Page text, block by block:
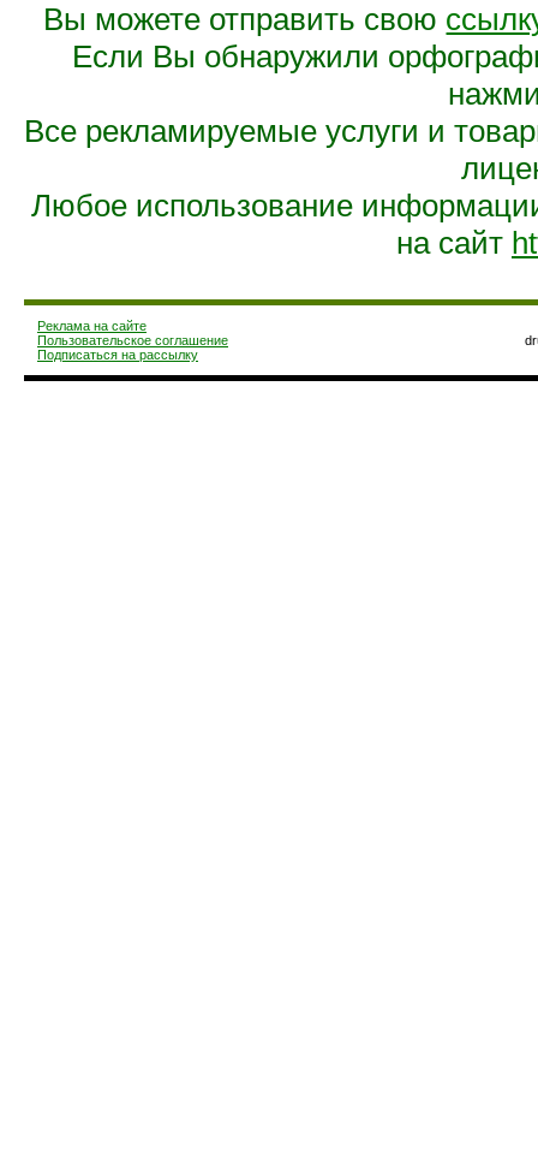
Вы можете отправить свою
Если Вы обнаружили
Все рекламируемые услуги и
Любое использование
на сайт
Реклама на сайте
Пользовательское соглашение
Подписаться на рассылку